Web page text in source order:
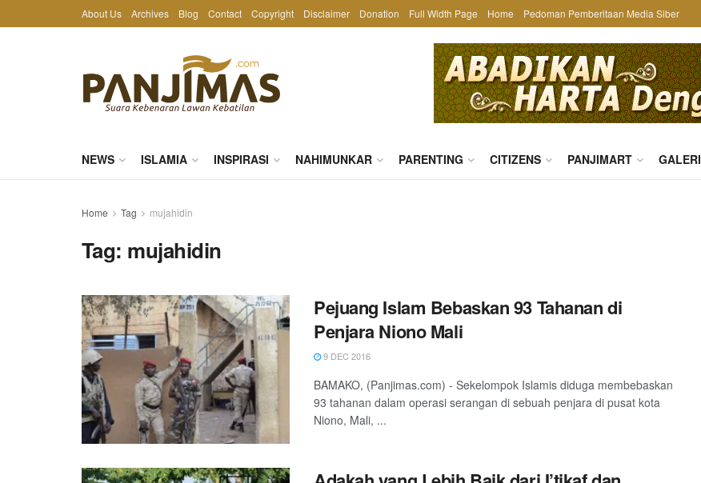
About Us Archives Blog Contact Copyright Disclaimer Donation Full Width Page Home Pedoman Pemberitaan Media Siber
NEWS ISLAMIA INSPIRASI NAHIMUNKAR PARENTING CITIZENS PANJIMART GALERI
Home Tag mujahidin
Tag: mujahidin
Pejuang Islam Bebaskan 93 Tahanan di
Penjara Niono Mali
9 DEC 2016
BAMAKO, (Panjimas.com) - Sekelompok Islamis diduga membebaskan
93 tahanan dalam operasi serangan di sebuah penjara di pusat kota
Niono, Mali, ...